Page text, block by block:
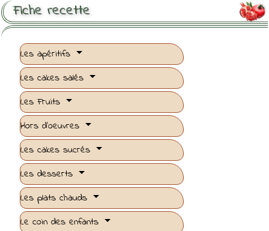

Fiche recette
Les apéritifs
Les cakes salés
Les Fruits
Hors d'oeuvres
Les cakes sucrés
Les desserts
Les plats chauds
Le coin des enfants